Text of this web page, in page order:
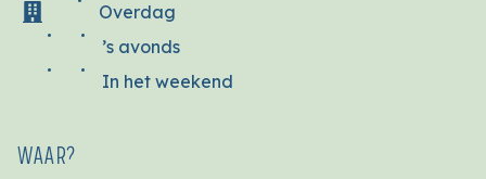
Overdag
’s avonds
In het weekend
WAAR?